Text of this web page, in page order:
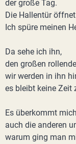
der große Tag.
Die Hallentür
Ich spüre meinen
Da sehe ich ihn,
den großen
wir werden in ihn
es bleibt keine Zeit
Es überkommt
auch die anderen
warum ging man